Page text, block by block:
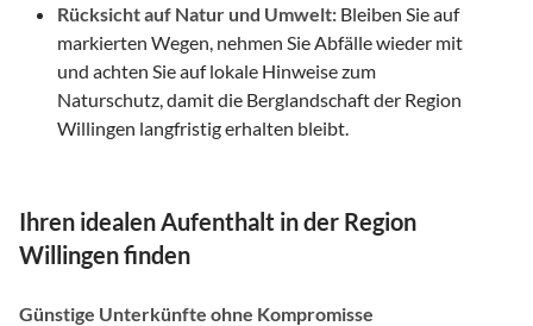
Rücksicht auf Natur und Umwelt: Bleiben Sie auf
markierten Wegen, nehmen Sie Abfälle wieder mit
und achten Sie auf lokale Hinweise zum
Naturschutz, damit die Berglandschaft der Region
Willingen langfristig erhalten bleibt.
Ihren idealen Aufenthalt in der Region
Willingen finden
Günstige Unterkünfte ohne Kompromisse